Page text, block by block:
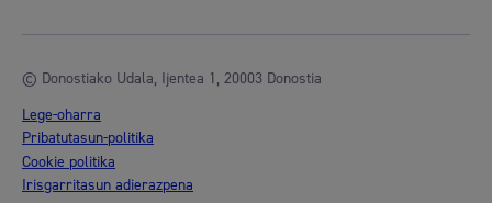
© Donostiako Udala, Ijentea 1, 20003 Donostia
Lege-oharra
Pribatutasun-politika
Cookie politika
Irisgarritasun adierazpena